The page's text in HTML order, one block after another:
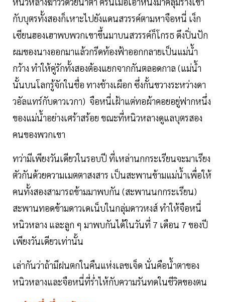
กับบุตรทั้งสองก็เหาะไปยังแดนสวรรค์ตามหาจือหนี่ เง็ก
เซียนฮองเฮาพบพวกเขาขึ้นมาบนสวรรค์ก็โกรธ ดึงปิ่นปัก
ผมของนางออกมาแล้วกรีดท้องฟ้าออกกลายเป็นแม่น้ำ
กว้าง ทำให้คู่รักทั้งสองต้องแยกจากกันตลอดกาล (แม่น้ำ
นั้นบนโลกรู้จักในชื่อ ทางช้างเผือก ซึ่งกั้นขวางระหว่างดา
วอัลแทร์กับดาวเวกา) จือหนี่เฝ้าแต่ทอผ้าคอยอยู่ฟากหนึ่ง
ของแม่น้ำอย่างเศร้าสร้อย ขณะที่หนิวหลางดูแลบุตรสอง
คนของพวกเขา
ทว่ามีเพียงวันเดียวในรอบปี ที่เหล่านกกระเรียนจะมาเรียง
ตัวกันด้วยความเมตตาสงสาร เป็นสะพานข้ามแม่น้ำเพื่อให้
คนทั้งสองสามารถข้ามมาพบกัน (สะพานนกกระเรียน)
สะพานทอดข้ามดาวเดเน็บในกลุ่มดาวหงส์ ทำให้จือหนี่
หนิวหลาง และลูก ๆ มาพบกันได้ในวันที่ 7 เดือน 7 ของปี
เพียงวันเดียวเท่านั้น
เล่ากันว่าถ้ามีฝนตกในคืนแห่งเลขเจ็ด นั่นคือน้ำตาของ
หนิวหลางและจือหนี่ที่ร่ำไห้กับความรันทดในชีวิตของตน